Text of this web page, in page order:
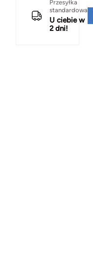
Przesyłka
standardowa
U ciebie w
2 dni!